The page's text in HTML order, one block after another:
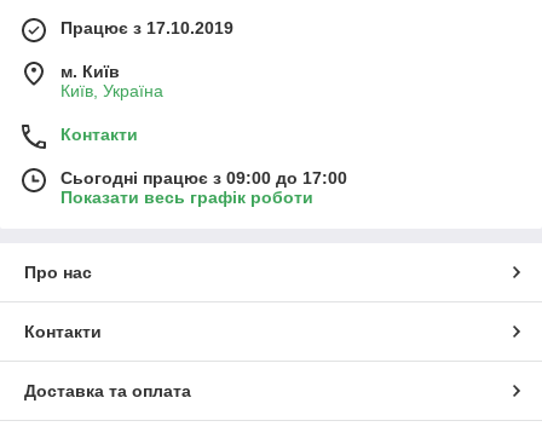
Працює з 17.10.2019
м. Київ
Київ, Україна
Контакти
Сьогодні працює з 09:00 до 17:00
Показати весь графік роботи
Про нас
Контакти
Доставка та оплата